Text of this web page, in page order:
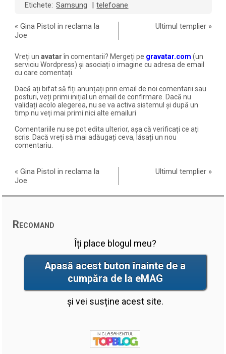
Etichete: Samsung telefoane
«Gina Pistol in reclama la
Joe
Ultimul templier »
Vreți unavatarîn comentarii? Mergeți pe gravatar.com (un
serviciu Wordpress) și asociați o imagine cu adresa de email
cu care comentați.
Dacă ați bifat să fiți anunțați prin email de noi comentarii sau
posturi, veți primi inițial un email de confirmare. Dacă nu
validați acolo alegerea, nu se va activa sistemul și după un
timp nu veți mai primi nici alte emailuri
Comentariile nu se pot edita ulterior, așa că verificați ce ați
scris. Dacă vreți să mai adăugați ceva, lăsați un nou
comentariu.
«Gina Pistol in reclama la
Joe
Ultimul templier »
Recomand
Îți place blogul meu?
Apasă acest buton înainte de a
cumpăra de la eMAG
și vei susține acest site.